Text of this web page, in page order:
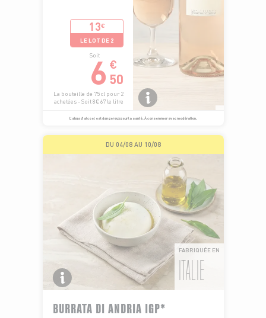
13€
LE LOT DE 2
Soit
6 €
50
La bouteille de 75 cl pour 2
achetées - Soit 8€67 le litre
L’abus d’alcool est dangereux pour la santé. À consommer avec modération.
DU 04/08 AU 10/08
FABRIQUÉE EN
ITALIE
BURRATA DI ANDRIA IGP*